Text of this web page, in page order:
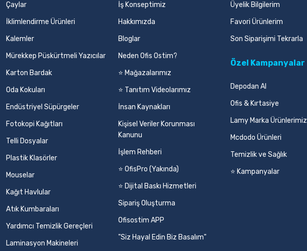
Çaylar
İklimlendirme Ürünleri
Kalemler
Mürekkep Püskürtmeli Yazıcılar
Karton Bardak
Oda Kokuları
Endüstriyel Süpürgeler
Fotokopi Kağıtları
Telli Dosyalar
Plastik Klasörler
Mouselar
Kağıt Havlular
Atık Kumbaraları
Yardımcı Temizlik Gereçleri
Laminasyon Makineleri
İş Konseptimiz
Hakkımızda
Bloglar
Neden Ofis Ostim?
⭐ Mağazalarımız
⭐ Tanıtım Videolarımız
İnsan Kaynakları
Kişisel Veriler Korunması
Kanunu
İşlem Rehberi
⭐ OfisPro (Yakında)
⭐ Dijital Baskı Hizmetleri
Sipariş Oluşturma
Ofisostim APP
"Siz Hayal Edin Biz Basalım"
Üyelik Bilgilerim
Favori Ürünlerim
Son Siparişimi Tekrarla
Özel Kampanyalar
Depodan Al
Ofis & Kırtasiye
Lamy Marka Ürünlerimiz
Mcdodo Ürünleri
Temizlik ve Sağlık
⭐ Kampanyalar